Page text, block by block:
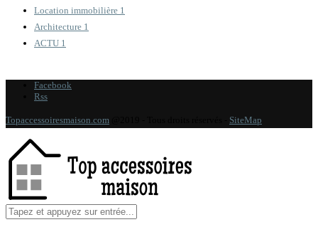
Location immobilière 1
Architecture 1
ACTU 1
Facebook
Rss
Topaccessoiresmaison.com SiteMap